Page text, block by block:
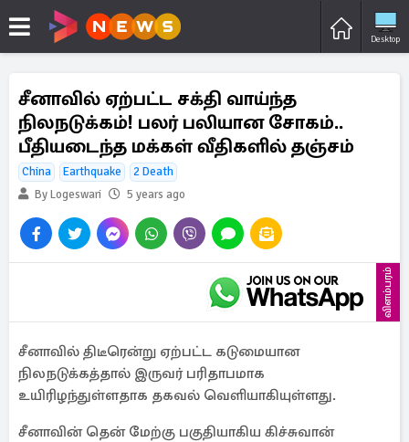
Desktop
சீனாவில் ஏற்பட்ட சக்தி வாய்ந்த
நிலநடுக்கம்! பலர் பலியான சோகம்..
பீதியடைந்த மக்கள் வீதிகளில் தஞ்சம்
China Earthquake
2 Death
By Logeswari
5 years ago
விளம்பரம்
சீனாவில் திடீரென்று ஏற்பட்ட கடுமையான
நிலநடுக்கத்தால் இருவர் பரிதாபமாக
உயிரிழந்துள்ளதாக தகவல் வெளியாகியுள்ளது.
சீனாவின் தென் மேற்கு பகுதியாகிய கிச்சுவான்